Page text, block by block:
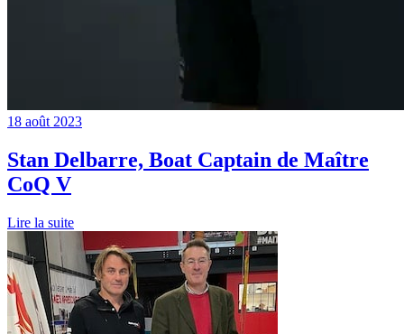
18 août 2023
Stan Delbarre, Boat Captain de Maître
CoQ V
Lire la suite